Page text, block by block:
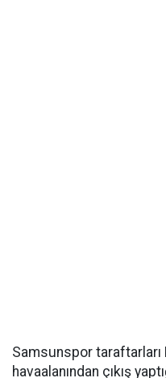
Samsunspor taraftarları
havaalanından çıkış